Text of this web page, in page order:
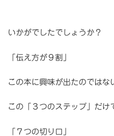
いかがでしたでしょうか？
「伝え方が９割」
この本に興味が出たのではな
この「３つのステップ」だけ
「７つの切り口」